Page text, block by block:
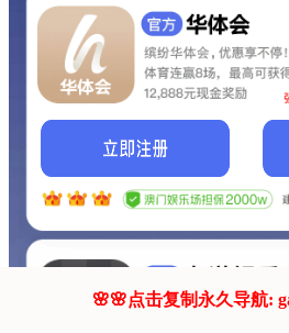
联系我们!